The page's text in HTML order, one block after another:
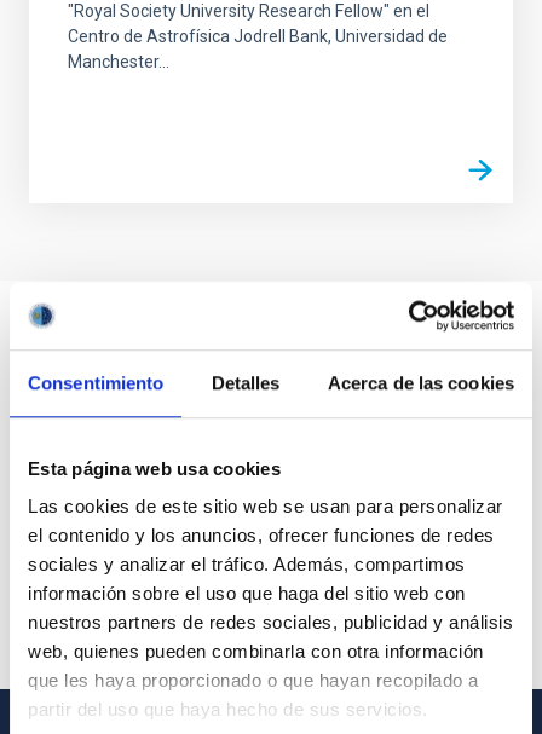
Consentimiento Detalles Acerca de las cookies
Esta página web usa cookies
Las cookies de este sitio web se usan para personalizar
el contenido y los anuncios, ofrecer funciones de redes
sociales y analizar el tráfico. Además, compartimos
información sobre el uso que haga del sitio web con
nuestros partners de redes sociales, publicidad y análisis
web, quienes pueden combinarla con otra información
que les haya proporcionado o que hayan recopilado a
partir del uso que haya hecho de sus servicios.
"Royal Society University Research Fellow" en el
Centro de Astrofísica Jodrell Bank, Universidad de
Manchester...